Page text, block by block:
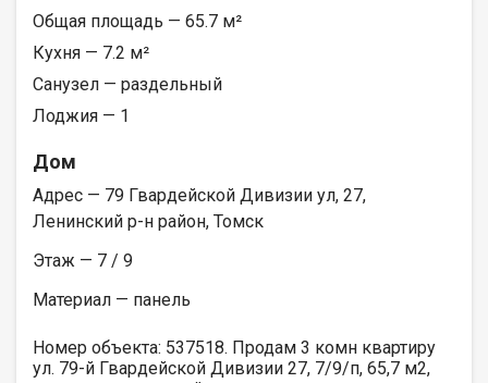
Общая площадь — 65.7 м²
Кухня — 7.2 м²
Санузел — раздельный
Лоджия — 1
Дом
Адрес — 79 Гвардейской Дивизии ул, 27,
Ленинский р-н район, Томск
Этаж — 7 / 9
Материал — панель
Номер объекта: 537518. Продам 3 комн квартиру
ул. 79-й Гвардейской Дивизии 27, 7/9/п, 65,7 м2,